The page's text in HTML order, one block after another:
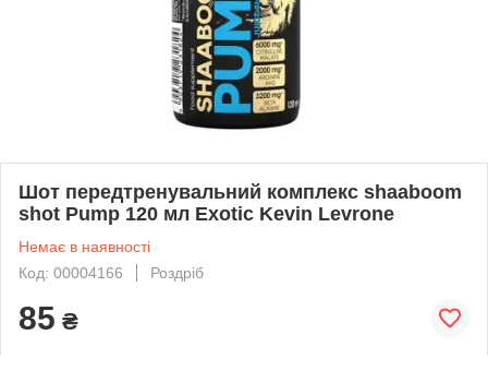
Шот передтренувальний комплекс shaaboom
shot Pump 120 мл Exotic Kevin Levrone
Немає в наявності
Код: 00004166
Роздріб
85 ₴